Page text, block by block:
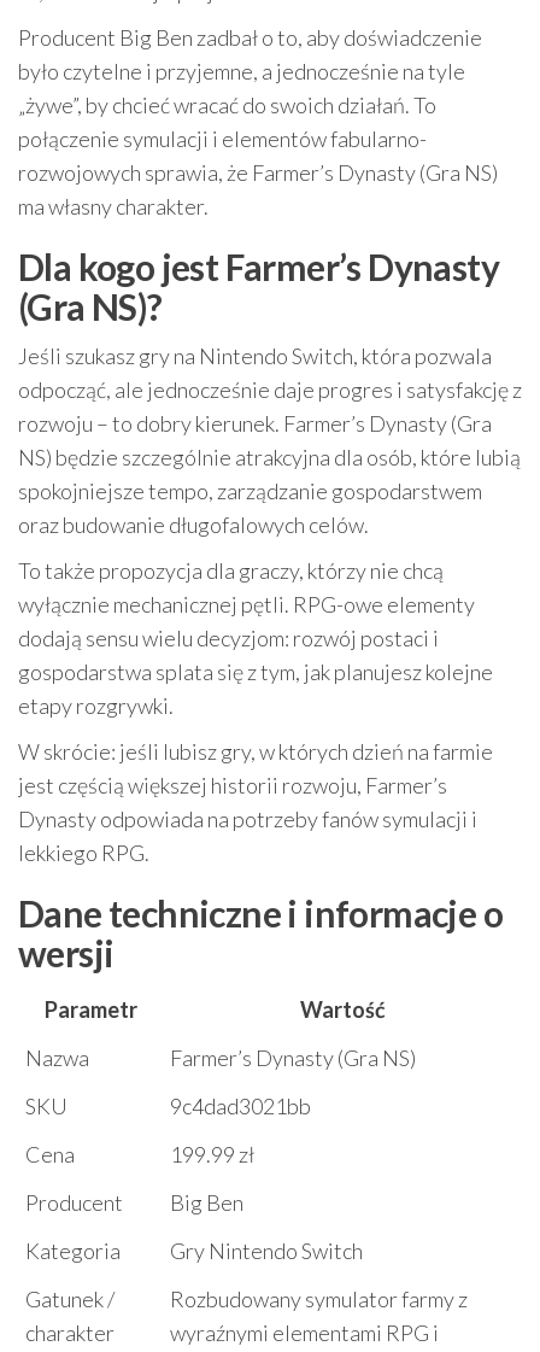
Producent Big Ben zadbał o to, aby doświadczenie
było czytelne i przyjemne, a jednocześnie na tyle
„żywe”, by chcieć wracać do swoich działań. To
połączenie symulacji i elementów fabularno-
rozwojowych sprawia, że Farmer’s Dynasty (Gra NS)
ma własny charakter.
Dla kogo jest Farmer’s Dynasty
(Gra NS)?
Jeśli szukasz gry na Nintendo Switch, która pozwala
odpocząć, ale jednocześnie daje progres i satysfakcję z
rozwoju – to dobry kierunek. Farmer’s Dynasty (Gra
NS) będzie szczególnie atrakcyjna dla osób, które lubią
spokojniejsze tempo, zarządzanie gospodarstwem
oraz budowanie długofalowych celów.
To także propozycja dla graczy, którzy nie chcą
wyłącznie mechanicznej pętli. RPG-owe elementy
dodają sensu wielu decyzjom: rozwój postaci i
gospodarstwa splata się z tym, jak planujesz kolejne
etapy rozgrywki.
W skrócie: jeśli lubisz gry, w których dzień na farmie
jest częścią większej historii rozwoju, Farmer’s
Dynasty odpowiada na potrzeby fanów symulacji i
lekkiego RPG.
Dane techniczne i informacje o
wersji
Parametr
Wartość
Nazwa
Farmer’s Dynasty (Gra NS)
SKU
9c4dad3021bb
Cena
199.99 zł
Producent
Big Ben
Kategoria
Gry Nintendo Switch
Gatunek /
charakter
Rozbudowany symulator farmy z
wyraźnymi elementami RPG i